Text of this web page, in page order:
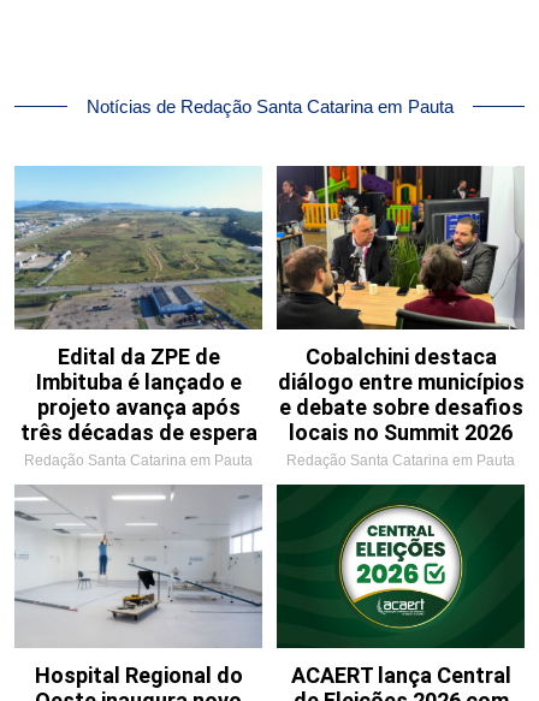
Notícias de Redação Santa Catarina em Pauta
Edital da ZPE de
Imbituba é lançado e
projeto avança após
três décadas de espera
Redação Santa Catarina em Pauta
Cobalchini destaca
diálogo entre municípios
e debate sobre desafios
locais no Summit 2026
Redação Santa Catarina em Pauta
Hospital Regional do
ACAERT lança Central